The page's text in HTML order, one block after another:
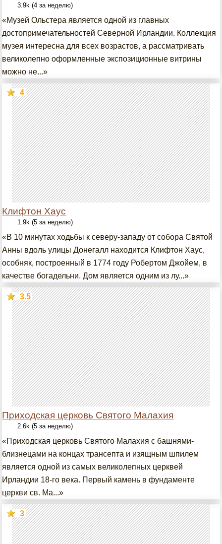
3.9k (4 за неделю)
«Музей Ольстера является одной из главных
достопримечательностей Северной Ирландии. Коллекция
музея интересна для всех возрастов, а рассматривать
великолепно оформленные экспозиционные витрины
можно не...»
Клифтон Хаус
4
1.9k (5 за неделю)
«В 10 минутах ходьбы к северу-западу от собора Святой
Анны вдоль улицы Донегалл находится Клифтон Хаус,
особняк, построенный в 1774 году Робертом Джойем, в
качестве богадельни. Дом является одним из лу...»
Приходская церковь Святого Малахия
3.5
2.6k (5 за неделю)
«Приходская церковь Святого Малахия с башнями-
близнецами на концах трансепта и изящным шпилем
является одной из самых великолепных церквей
Ирландии 18-го века. Первый камень в фундаменте
церкви св. Ма...»
3